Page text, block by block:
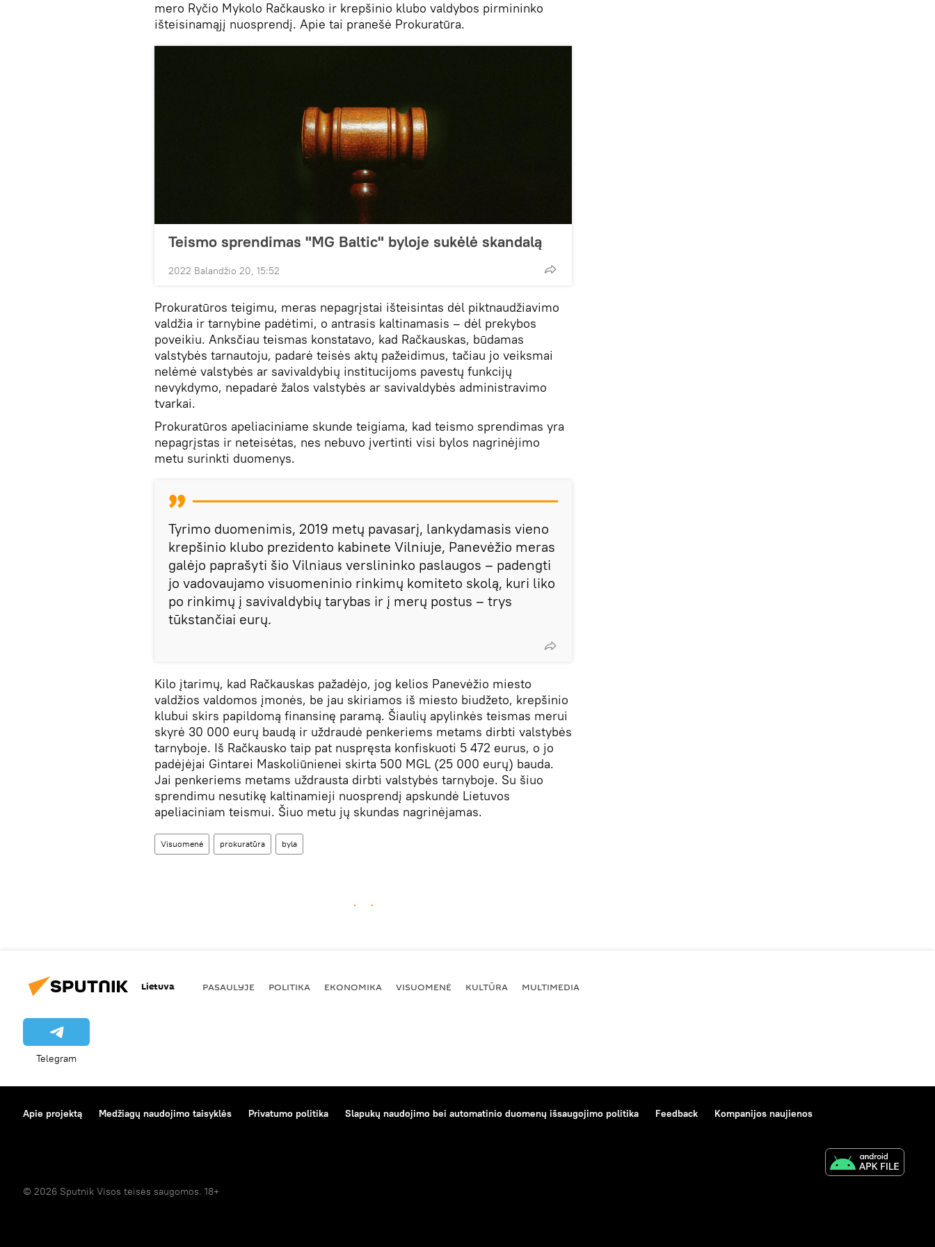
mero Ryčio Mykolo Račkausko ir krepšinio klubo valdybos pirmininko
išteisinamąjį nuosprendį. Apie tai pranešė Prokuratūra.
Teismo sprendimas "MG Baltic" byloje sukėlė skandalą
2022 Balandžio 20, 15:52
Prokuratūros teigimu, meras nepagrįstai išteisintas dėl piktnaudžiavimo
valdžia ir tarnybine padėtimi, o antrasis kaltinamasis – dėl prekybos
poveikiu. Anksčiau teismas konstatavo, kad Račkauskas, būdamas
valstybės tarnautoju, padarė teisės aktų pažeidimus, tačiau jo veiksmai
nelėmė valstybės ar savivaldybių institucijoms pavestų funkcijų
nevykdymo, nepadarė žalos valstybės ar savivaldybės administravimo
tvarkai.
Prokuratūros apeliaciniame skunde teigiama, kad teismo sprendimas yra
nepagrįstas ir neteisėtas, nes nebuvo įvertinti visi bylos nagrinėjimo
metu surinkti duomenys.
Tyrimo duomenimis, 2019 metų pavasarį, lankydamasis vieno
krepšinio klubo prezidento kabinete Vilniuje, Panevėžio meras
galėjo paprašyti šio Vilniaus verslininko paslaugos – padengti
jo vadovaujamo visuomeninio rinkimų komiteto skolą, kuri liko
po rinkimų į savivaldybių tarybas ir į merų postus – trys
tūkstančiai eurų.
Kilo įtarimų, kad Račkauskas pažadėjo, jog kelios Panevėžio miesto
valdžios valdomos įmonės, be jau skiriamos iš miesto biudžeto, krepšinio
klubui skirs papildomą finansinę paramą. Šiaulių apylinkės teismas merui
skyrė 30 000 eurų baudą ir uždraudė penkeriems metams dirbti valstybės
tarnyboje. Iš Račkausko taip pat nuspręsta konfiskuoti 5 472 eurus, o jo
padėjėjai Gintarei Maskoliūnienei skirta 500 MGL (25 000 eurų) bauda.
Jai penkeriems metams uždrausta dirbti valstybės tarnyboje. Su šiuo
sprendimu nesutikę kaltinamieji nuosprendį apskundė Lietuvos
apeliaciniam teismui. Šiuo metu jų skundas nagrinėjamas.
Visuomenė prokuratūra byla
Lietuva PASAULYJE POLITIKA EKONOMIKA VISUOMENĖ KULTŪRA MULTIMEDIA
Telegram
Apie projektą Medžiagų naudojimo taisyklės Privatumo politika Slapukų naudojimo bei automatinio duomenų išsaugojimo politika Feedback Kompanijos naujienos
© 2026 Sputnik Visos teisės saugomos. 18+